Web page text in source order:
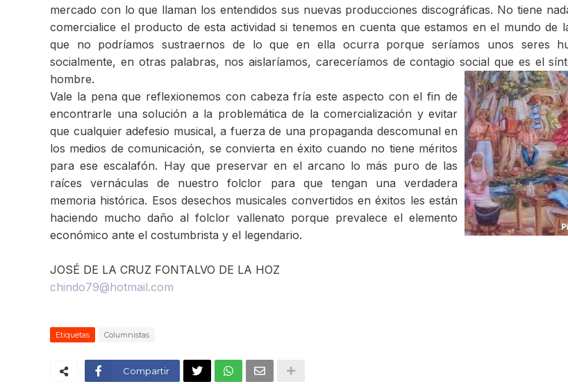
mercado con lo que llaman los entendidos sus nuevas producciones discográficas. No tiene
comercialice el producto de esta actividad si tenemos en cuenta que estamos en el mundo de
que no podríamos sustraernos de lo que en ella ocurra porque seríamos unos seres
socialmente, en otras palabras, nos aislaríamos, careceríamos de contagio social que es el
hombre.
Vale la pena que reflexionemos con cabeza fría este aspecto con el fin de
encontrarle una solución a la problemática de la comercialización y evitar
que cualquier adefesio musical, a fuerza de una propaganda descomunal en
los medios de comunicación, se convierta en éxito cuando no tiene méritos
para ese escalafón. Hay que preservar en el arcano lo más puro de las
raíces vernáculas de nuestro folclor para que tengan una verdadera
memoria histórica. Esos desechos musicales convertidos en éxitos les están
haciendo mucho daño al folclor vallenato porque prevalece el elemento
económico ante el costumbrista y el legendario.
JOSÉ DE LA CRUZ FONTALVO DE LA HOZ
chindo79@hotmail.com
Etiquetas Columnistas
Compartir